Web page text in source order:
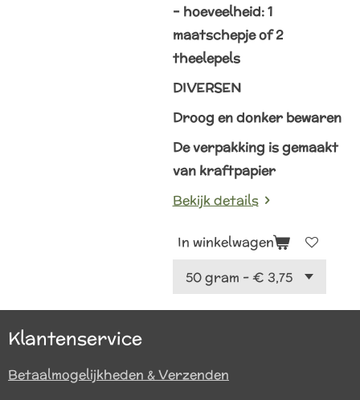
– hoeveelheid: 1
maatschepje of 2
theelepels
DIVERSEN
Droog en donker bewaren
De verpakking is gemaakt
van kraftpapier
Bekijk details
In winkelwagen
Klantenservice
Betaalmogelijkheden & Verzenden